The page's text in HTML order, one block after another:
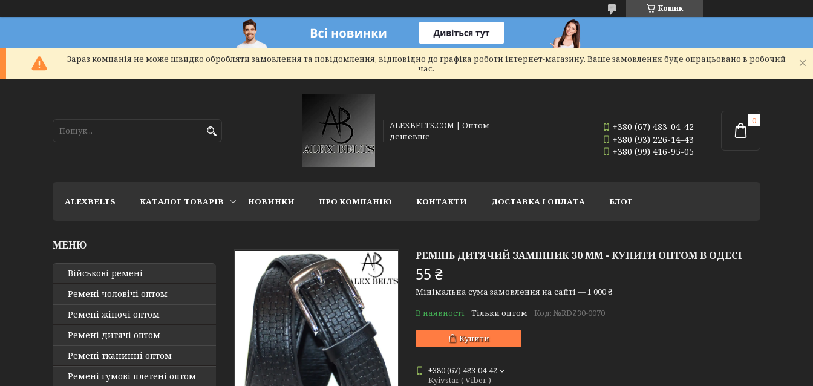
Кошик
Зараз компанія не може швидко обробляти замовлення та повідомлення, відповідно до графіка роботи інтернет-магазину. Ваше замовлення буде опрацьовано в робочий
час.
ALEXBELTS.COM | Оптом
дешевше
+380 (67) 483-04-42
+380 (93) 226-14-43
+380 (99) 416-95-05
ALEXBELTS КАТАЛОГ ТОВАРІВ НОВИНКИ ПРО КОМПАНІЮ КОНТАКТИ ДОСТАВКА І ОПЛАТА БЛОГ
РЕМІНЬ ДИТЯЧИЙ ЗАМІННИК 30 ММ - КУПИТИ ОПТОМ В ОДЕСІ
55 ₴
Мінімальна сума замовлення на сайті — 1 000 ₴
В наявності
Тільки оптом Код: №RDZ30-0070
Купити
+380 (67) 483-04-42
Kyivstar ( Viber )
Військові ремені
Ремені чоловічі оптом
Ремені жіночі оптом
Ремені дитячі оптом
Ремені тканинні оптом
Ремені гумові плетені оптом